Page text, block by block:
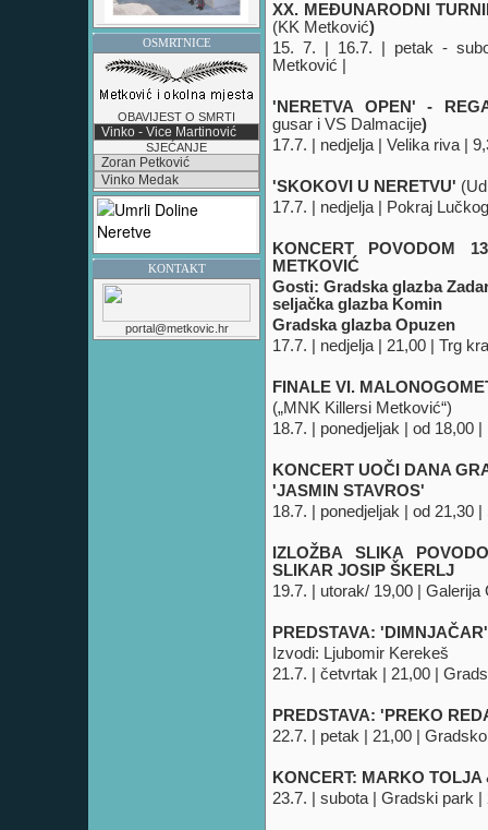
OSMRTNICE
OBAVIJEST O SMRTI
Vinko - Vice Martinović
SJEĆANJE
Zoran Petković
Vinko Medak
KONTAKT
portal@metkovic.hr
XX. MEĐUNARODNI
(KK Metković)
15. 7. | 16.7. | petak -
Metković |
'NERETVA OPEN' -
gusar i VS Dalmacije)
17.7. | nedjelja | Velika riva |
'SKOKOVI U NERETVU' (
17.7. | nedjelja | Pokraj
KONCERT POVODOM
METKOVIĆ
Gosti: Gradska glazba
seljačka glazba Komin
Gradska glazba Opuzen
17.7. | nedjelja | 21,00 | Trg
FINALE VI.
(„MNK Killersi Metković“)
18.7. | ponedjeljak | od 18,00
KONCERT UOČI DANA
'JASMIN STAVROS'
18.7. | ponedjeljak | od 21,30
IZLOŽBA SLIKA
SLIKAR JOSIP ŠKERLJ
19.7. | utorak/ 19,00 | Galerija
PREDSTAVA:
Izvodi: Ljubomir Kerekeš
21.7. | četvrtak | 21,00 |
PREDSTAVA: 'PREKO
22.7. | petak | 21,00 |
KONCERT: MARKO TOLJA
23.7. | subota | Gradski park |